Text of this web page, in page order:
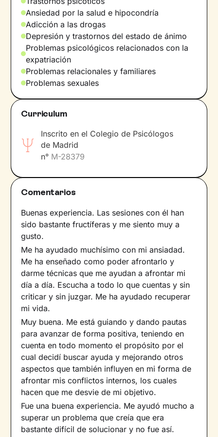
hablar libremente, sin miedo a ser juzgado/a,
donde te sientas cómodo/a contigo mismo/a y
conmigo, para poder sentar las bases hacia el
viaje a tu crecimiento. Si estás preparado, ¡no
tengas miedo a dar el primer paso! Yo estoy
contigo.
Sobre mí
Sobre mi formación académica, ¡no dudes en
preguntarme!. Por lo demás... me gusta leer,
llevar una vida lo más equilibrada posible...
¡Aunque a veces resulte complicado!
Español.
Ansiedad por la salud e hipocondría
Adicción a las drogas
Depresión y trastornos del estado de ánimo
Problemas psicológicos relacionados con la
expatriación
Problemas relacionales y familiares
Problemas sexuales
Curriculum
Inscrito en el Colegio de Psicólogos
de Madrid
n° M-28379
Comentarios
Buenas experiencia. Las sesiones con él han
sido bastante fructíferas y me siento muy a
gusto.
Me ha ayudado muchísimo con mi ansiadad.
Me ha enseñado como poder afrontarlo y
darme técnicas que me ayudan a afrontar mi
día a día. Escucha a todo lo que cuentas y sin
criticar y sin juzgar. Me ha ayudado recuperar
mi vida.
Muy buena. Me está guiando y dando pautas
para avanzar de forma positiva, teniendo en
cuenta en todo momento el propósito por el
cual decidí buscar ayuda y mejorando otros
aspectos que también influyen en mi forma de
afrontar mis conflictos internos, los cuales
hacen que me desvie de mi objetivo.
Fue una buena experiencia. Me ayudó mucho a
superar un problema que creía que era
bastante difícil de solucionar y no fue así.